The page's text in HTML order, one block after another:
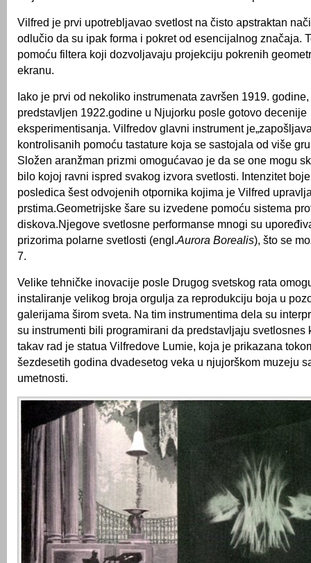
Vilfred je prvi upotrebljavao svetlost na čisto apstraktan
odlučio da su ipak forma i pokret od esencijalnog značaja.
pomoću filtera koji dozvoljavaju projekciju pokrenih
ekranu.
Iako je prvi od nekoliko instrumenata završen 1919.
predstavljen 1922.godine u Njujorku posle gotovo decenije
eksperimentisanja. Vilfredov glavni instrument
kontrolisanih pomoću tastature koja se sastojala od više
Složen aranžman prizmi omogućavao je da se one mogu
bilo kojoj ravni ispred svakog izvora svetlosti. Intenzitet
posledica šest odvojenih otpornika kojima je Vilfred
prstima.Geometrijske šare su izvedene pomoću sistema
diskova.Njegove svetlosne performanse mnogi su
prizorima polarne svetlosti (engl.Aurora Borealis), što se
7.
Velike tehničke inovacije posle Drugog svetskog rata
instaliranje velikog broja orgulja za reprodukciju boja u
galerijama širom sveta. Na tim instrumentima dela su
su instrumenti bili programirani da predstavljaju svetlosnes
takav rad je statua Vilfredove Lumie, koja je prikazana
šezdesetih godina dvadesetog veka u njujorškom muzeju
umetnosti.